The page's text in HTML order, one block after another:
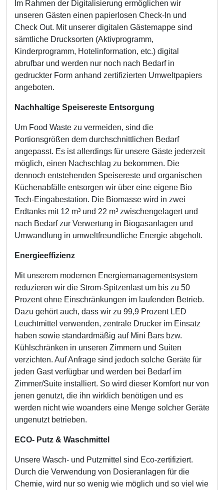
Im Rahmen der Digitalisierung ermöglichen wir
unseren Gästen einen papierlosen Check-In und
Check Out. Mit unserer digitalen Gästemappe sind
sämtliche Drucksorten (Aktivprogramm,
Kinderprogramm, Hotelinformation, etc.) digital
abrufbar und werden nur noch nach Bedarf in
gedruckter Form anhand zertifizierten Umweltpapiers
angeboten.
Nachhaltige Speisereste Entsorgung
Um Food Waste zu vermeiden, sind die
Portionsgrößen dem durchschnittlichen Bedarf
angepasst. Es ist allerdings für unsere Gäste jederzeit
möglich, einen Nachschlag zu bekommen. Die
dennoch entstehenden Speisereste und organischen
Küchenabfälle entsorgen wir über eine eigene Bio
Tech-Eingabestation. Die Biomasse wird in zwei
Erdtanks mit 12 m³ und 22 m³ zwischengelagert und
nach Bedarf zur Verwertung in Biogasanlagen und
Umwandlung in umweltfreundliche Energie abgeholt.
Energieeffizienz
Mit unserem modernen Energiemanagementsystem
reduzieren wir die Strom-Spitzenlast um bis zu 50
Prozent ohne Einschränkungen im laufenden Betrieb.
Dazu gehört auch, dass wir zu 99,9 Prozent LED
Leuchtmittel verwenden, zentrale Drucker im Einsatz
haben sowie standardmäßig auf Mini Bars bzw.
Kühlschränken in unseren Zimmern und Suiten
verzichten. Auf Anfrage sind jedoch solche Geräte für
jeden Gast verfügbar und werden bei Bedarf im
Zimmer/Suite installiert. So wird dieser Komfort nur von
jenen genutzt, die ihn wirklich benötigen und es
werden nicht wie woanders eine Menge solcher Geräte
ungenutzt betrieben.
ECO- Putz & Waschmittel
Unsere Wasch- und Putzmittel sind Eco-zertifiziert.
Durch die Verwendung von Dosieranlagen für die
Chemie, wird nur so wenig wie möglich und so viel wie